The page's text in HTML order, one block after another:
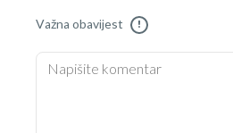
Važna obavijest !